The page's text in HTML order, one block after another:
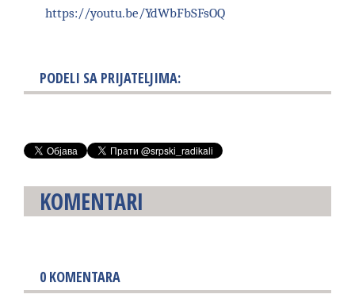
https://youtu.be/YdWbFbSFsOQ
PODELI SA PRIJATELJIMA:
KOMENTARI
0 KOMENTARA